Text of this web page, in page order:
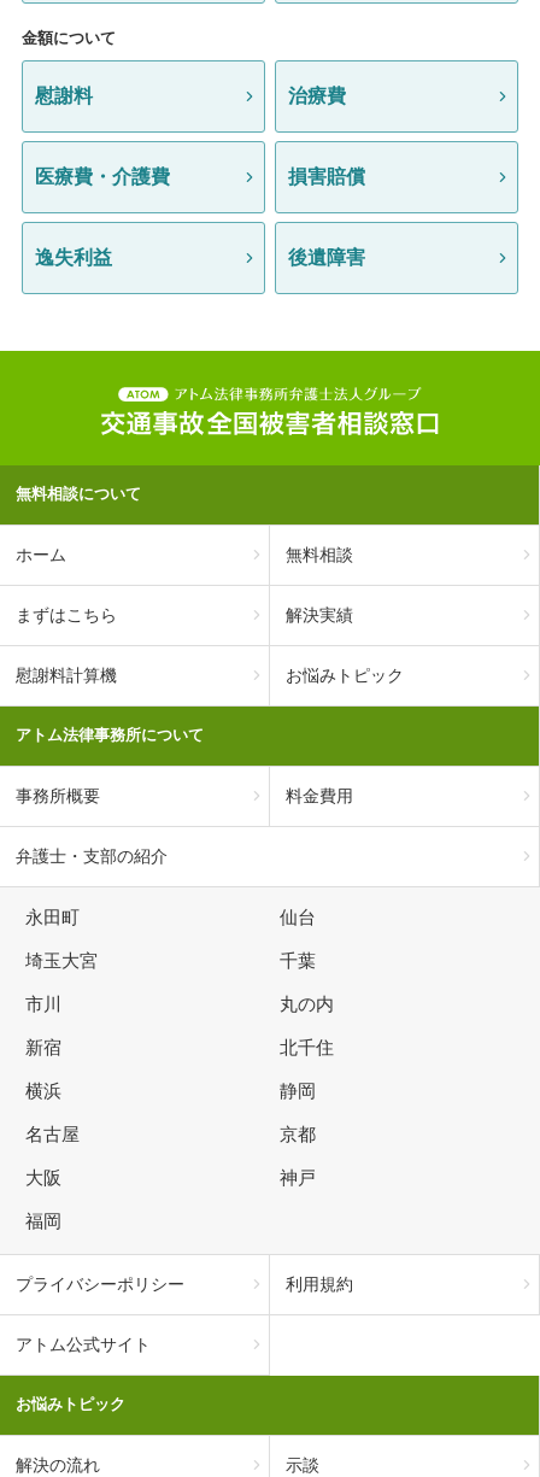
金額について
慰謝料 治療費
医療費・介護費 損害賠償
逸失利益 後遺障害
無料相談について
ホーム 無料相談
まずはこちら 解決実績
慰謝料計算機 お悩みトピック
アトム法律事務所について
事務所概要 料金費用
弁護士・支部の紹介
永田町 仙台
埼玉大宮 千葉
市川 丸の内
新宿 北千住
横浜 静岡
名古屋 京都
大阪 神戸
福岡
プライバシーポリシー 利用規約
アトム公式サイト
お悩みトピック
解決の流れ 示談